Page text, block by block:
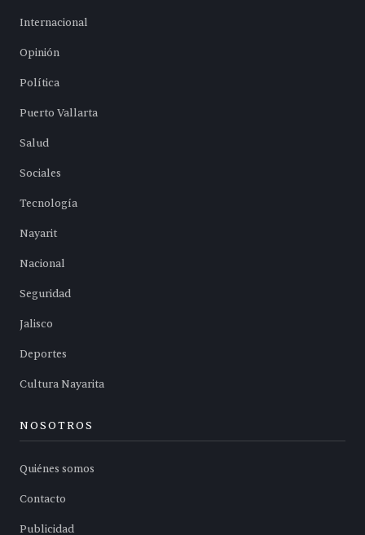
Internacional
Opinión
Política
Puerto Vallarta
Salud
Sociales
Tecnología
Nayarit
Nacional
Seguridad
Jalisco
Deportes
Cultura Nayarita
NOSOTROS
Quiénes somos
Contacto
Publicidad